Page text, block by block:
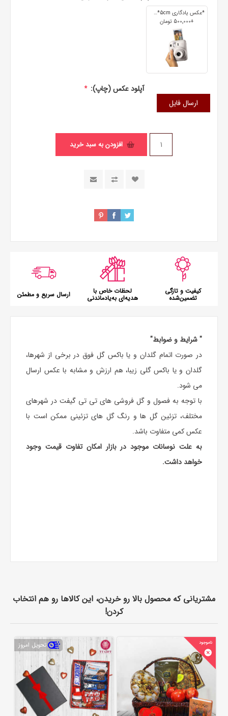
*عکس یادگاری 7cm*5cm
+500٬000 تومان
آپلود عکس (چاپ): *
ارسال فایل
افزودن به سبد خرید
کیفیت و تازگی
تضمین‌شده
لحظات خاص با
هدیه‌ای به‌یادماندنی ارسال سریع و مطمئن
" شرایط و ضوابط"
در صورت اتمام گلدان و یا باکس گل فوق در برخی از شهرها،
گلدان و یا باکس گلی زیبا، هم ارزش و مشابه با عکس ارسال
می شود.
با توجه به فصول و گل فروشی های تی تی گیفت در شهرهای
مختلف، تزئین گل ها و رنگ گل های تزئینی ممکن است با
عکس کمی متفاوت باشد.
به علت نوسانات موجود در بازار امکان تفاوت قیمت وجود
خواهد داشت.
مشتریانی که محصول بالا رو خریدن، این کالاها رو هم انتخاب
کردن!
تحویل امروز